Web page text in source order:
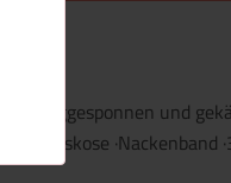
ringgesponnen und
10% Viskose